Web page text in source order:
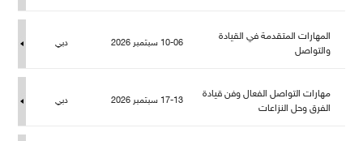
المهارات المتقدمة في القيادة
والتواص
10-06 سبتمبر 2026 دبي
هارات التواصل الفعال وفن قيادة
الفرق وحل النزاعات
17-13 سبتمبر 2026 دبي